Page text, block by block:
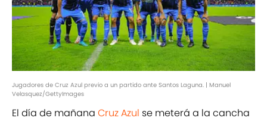
Jugadores de Cruz Azul previo a un partido ante Santos Laguna. | Manuel
Velasquez/GettyImages
El día de mañana Cruz Azul se meterá a la cancha